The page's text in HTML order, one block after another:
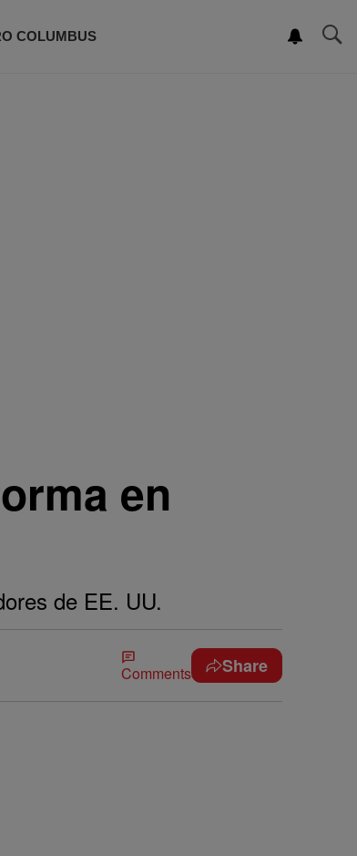
COLUMBUS
en
de EE. UU.
Comments Share